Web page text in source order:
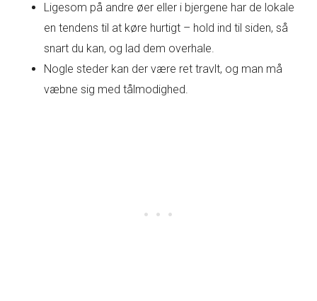
Ligesom på andre øer eller i bjergene har de lokale
en tendens til at køre hurtigt – hold ind til siden, så
snart du kan, og lad dem overhale.
Nogle steder kan der være ret travlt, og man må
væbne sig med tålmodighed.